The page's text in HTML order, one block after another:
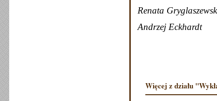
Renata
Andrzej Eckhardt
Więcej z działu